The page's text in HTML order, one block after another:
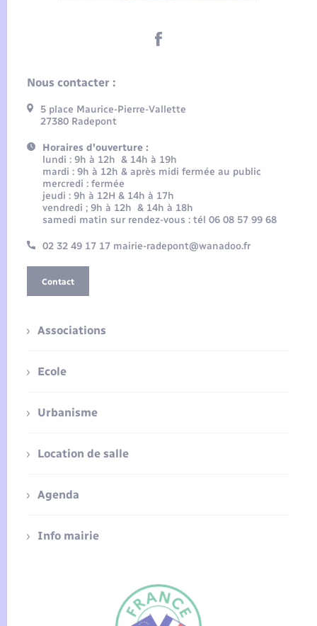
Nous contacter :
5 place Maurice-Pierre-Vallette
27380 Radepont
Horaires d'ouverture :
lundi : 9h à 12h & 14h à 19h
mardi : 9h à 12h & après midi fermée au public
mercredi : fermée
jeudi : 9h à 12H & 14h à 17h
vendredi ; 9h à 12h & 14h à 18h
samedi matin sur rendez-vous : tél 06 08 57 99 68
02 32 49 17 17 mairie-radepont@wanadoo.fr
Contact
Associations
Ecole
Urbanisme
Location de salle
Agenda
Info mairie